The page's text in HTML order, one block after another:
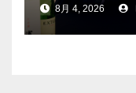
8月 4, 2026